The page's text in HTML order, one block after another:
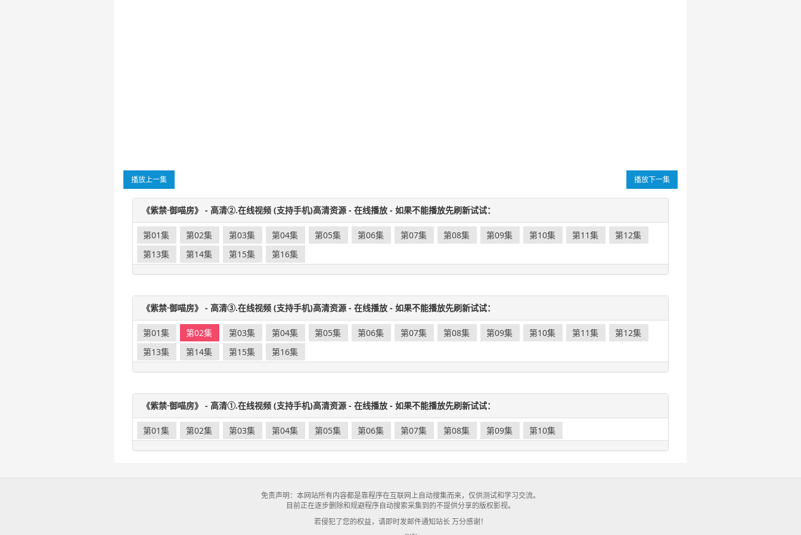
播放上一集 播放下一集
《紫禁·御喵房》 - 高清②.在线视频 (支持手机)高清资源 - 在线播放 - 如果不能播放先刷新试试：
第01集 第02集 第03集 第04集 第05集 第06集 第07集 第08集 第09集 第10集 第11集
第12集
第13集
第14集 第15集 第16集
《紫禁·御喵房》 - 高清③.在线视频 (支持手机)高清资源 - 在线播放 - 如果不能播放先刷新试试：
第01集 第02集 第03集 第04集 第05集 第06集 第07集 第08集 第09集 第10集 第11集
第12集
第13集
第14集 第15集 第16集
《紫禁·御喵房》 - 高清①.在线视频 (支持手机)高清资源 - 在线播放 - 如果不能播放先刷新试试：
第01集 第02集 第03集 第04集 第05集 第06集 第07集 第08集 第09集 第10集
免责声明：本网站所有内容都是靠程序在互联网上自动搜集而来，仅供测试和学习交流。
目前正在逐步删除和规避程序自动搜索采集到的不提供分享的版权影视。
若侵犯了您的权益，请即时发邮件通知站长 万分感谢！